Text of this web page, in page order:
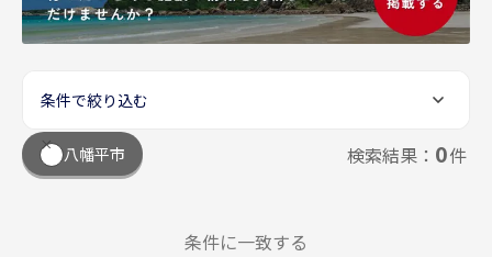
条件で絞り込む
八幡平市 検索結果： 0件
条件に一致する